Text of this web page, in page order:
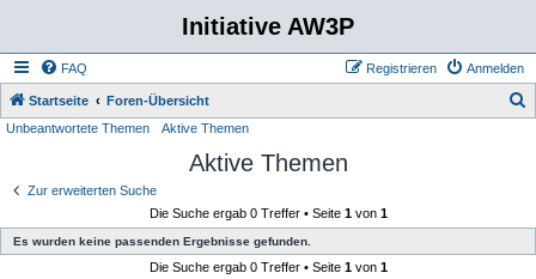
Initiative AW3P
FAQ Anmelden
Registrieren
Startseite Foren-Übersicht
Unbeantwortete Themen Aktive Themen
Aktive Themen
Zur erweiterten Suche
Die Suche ergab 0 Treffer • Seite 1von 1
Es wurden keine passenden Ergebnisse gefunden.
Die Suche ergab 0 Treffer • Seite 1von 1